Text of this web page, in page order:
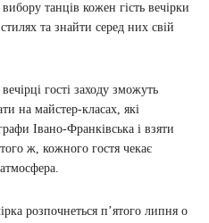
танців кожен гість вечірки
та знайти серед них свій
гості заходу зможуть
на майстер-класах, які
Івано-Франківська і взяти
ж, кожного гостя чекає
розпочнеться п’ятого липня о